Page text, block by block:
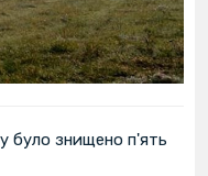
було знищено п'ять